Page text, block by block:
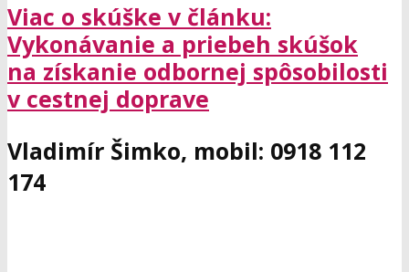
Viac o skúške v článku:
Vykonávanie a priebeh skúšok
na získanie odbornej spôsobilosti
v cestnej doprave
Vladimír Šimko, mobil: 0918 112
174